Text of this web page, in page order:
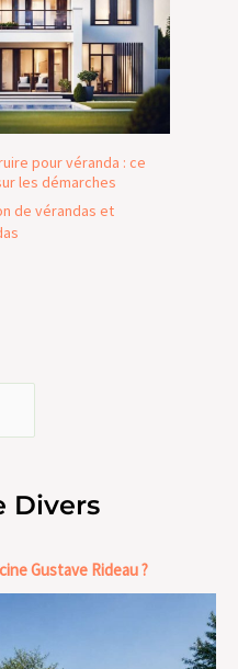
pour véranda : ce
les démarches
de vérandas et
Divers
Gustave Rideau ?